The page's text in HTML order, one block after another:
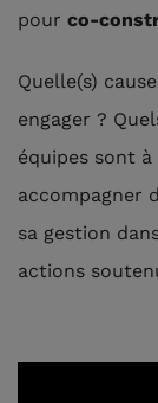
pour co-
Quelle(s)
engager ?
équipes sont
accompagner
sa gestion
actions